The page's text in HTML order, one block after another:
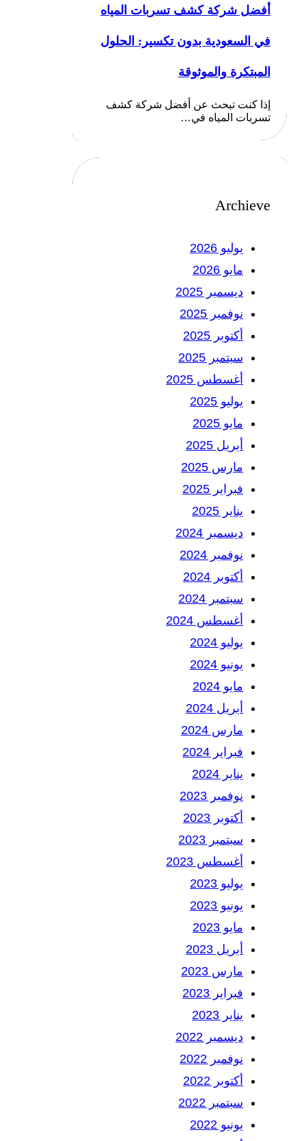
أفضل شركة كشف تسربات المياه
في السعودية بدون تكسير: الحلول
المبتكرة والموثوقة
إذا كنت تبحث عن أفضل شركة كشف
تسربات المياه في…
Archieve
يوليو 2026
مايو 2026
ديسمبر 2025
نوفمبر 2025
أكتوبر 2025
سبتمبر 2025
أغسطس 2025
يوليو 2025
مايو 2025
أبريل 2025
مارس 2025
فبراير 2025
يناير 2025
ديسمبر 2024
نوفمبر 2024
أكتوبر 2024
سبتمبر 2024
أغسطس 2024
يوليو 2024
يونيو 2024
مايو 2024
أبريل 2024
مارس 2024
فبراير 2024
يناير 2024
نوفمبر 2023
أكتوبر 2023
سبتمبر 2023
أغسطس 2023
يوليو 2023
يونيو 2023
مايو 2023
أبريل 2023
مارس 2023
فبراير 2023
يناير 2023
ديسمبر 2022
نوفمبر 2022
أكتوبر 2022
سبتمبر 2022
يونيو 2022